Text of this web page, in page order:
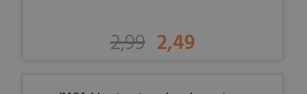
2,99 2,49